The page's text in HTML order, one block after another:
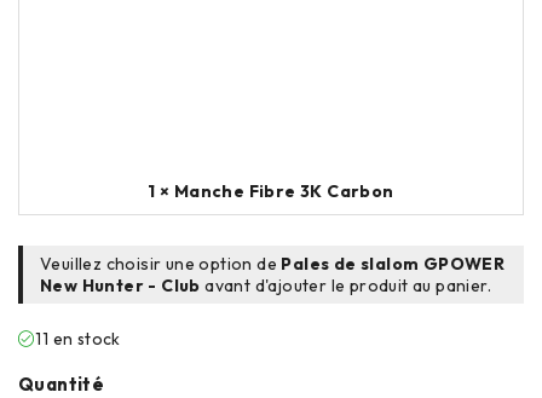
1 × Manche Fibre 3K Carbon
Veuillez choisir une option de Pales de slalom GPOWER
New Hunter - Club avant d'ajouter le produit au panier.
11 en stock
Quantité